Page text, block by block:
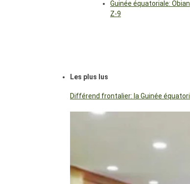
Guinée équatoriale:
Z-9
Les plus lus
Différend frontalier: la Guinée